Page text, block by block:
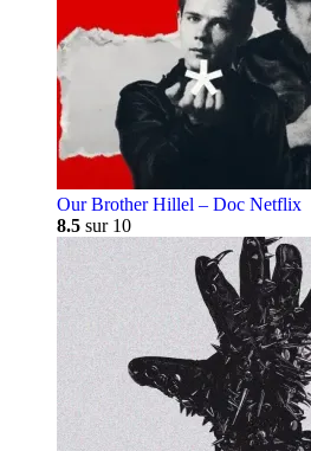
Our Brother Hillel – Doc Netflix
8.5 sur 10